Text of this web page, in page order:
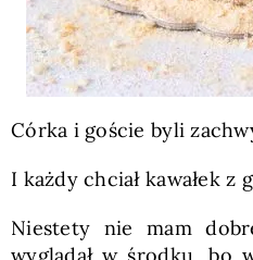
Córka i goście byli
I każdy chciał kawałek z
Niestety nie mam